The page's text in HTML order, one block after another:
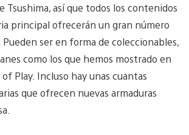
Tsushima, así que todos los contenidos
principal ofrecerán un gran número
ser en forma de coleccionables,
como los que hemos mostrado en
Play. Incluso hay unas cuantas
que ofrecen nuevas armaduras